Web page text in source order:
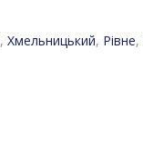
, Хмельницький, Рівне,